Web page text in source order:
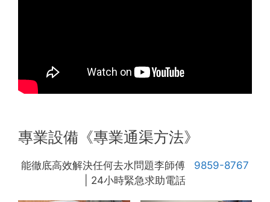
專業設備《專業通渠方法》
能徹底高效解決任何去水問題李師傅
9859-8767
| 24小時緊急求助電話